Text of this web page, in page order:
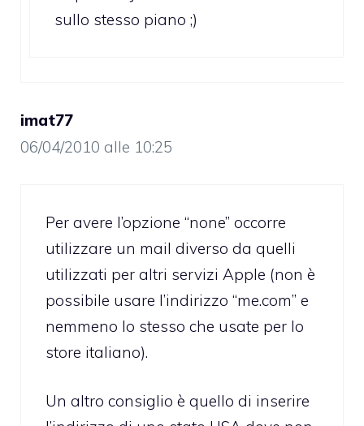
sullo stesso piano ;)
imat77
06/04/2010 alle 10:25
Per avere l’opzione “none” occorre
utilizzare un mail diverso da quelli
utilizzati per altri servizi Apple (non è
possibile usare l’indirizzo “me.com” e
nemmeno lo stesso che usate per lo
store italiano).
Un altro consiglio è quello di inserire